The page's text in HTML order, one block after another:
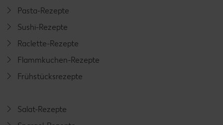
Pasta-Rezepte
Sushi-Rezepte
Raclette-Rezepte
Flammkuchen-Rezepte
Frühstücksrezepte
Salat-Rezepte